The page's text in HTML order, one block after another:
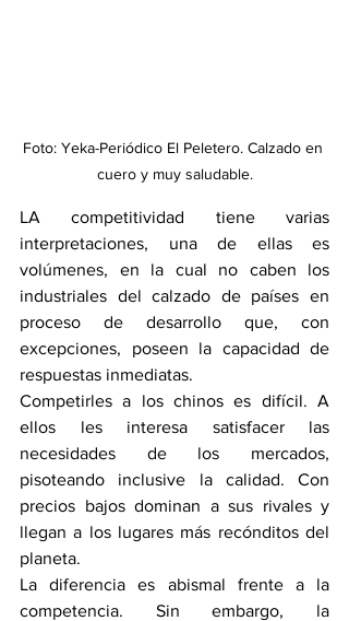
Foto: Yeka-Periódico El Peletero. Calzado en
cuero y muy saludable.
LA competitividad tiene varias
interpretaciones, una de ellas es
volúmenes, en la cual no caben los
industriales del calzado de países en
proceso de desarrollo que, con
excepciones, poseen la capacidad de
respuestas inmediatas.
Competirles a los chinos es difícil. A
ellos les interesa satisfacer las
necesidades de los mercados,
pisoteando inclusive la calidad. Con
precios bajos dominan a sus rivales y
llegan a los lugares más recónditos del
planeta.
La diferencia es abismal frente a la
competencia. Sin embargo, la